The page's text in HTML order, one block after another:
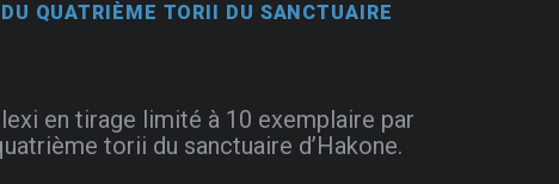
QUATRIÈME TORII DU SANCTUAIRE
en tirage limité à 10 exemplaire par
torii du sanctuaire d’Hakone.